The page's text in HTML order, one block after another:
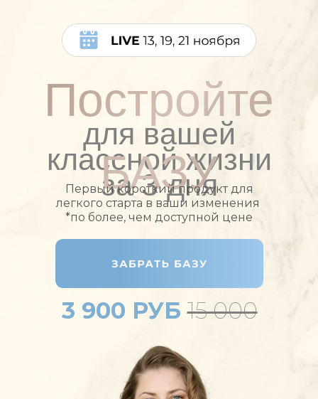
для вашей
классной жизни
за 3 дня
Постройте
БАЗУ
Первый короткий продукт для
легкого старта в ваши изменения
*по более, чем доступной цене
3 900 РУБ15 000